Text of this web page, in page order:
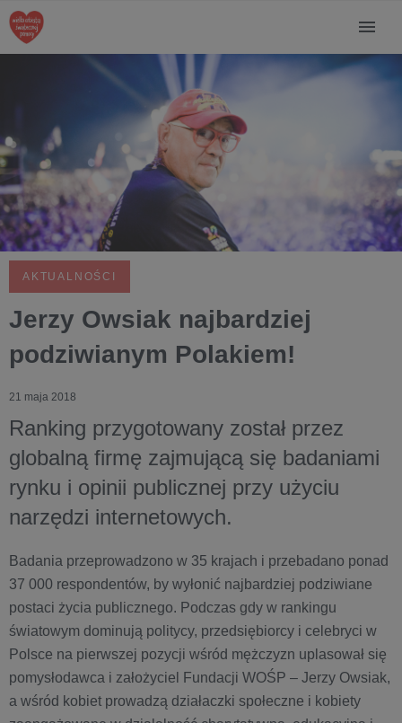
AKTUALNOŚCI
Jerzy Owsiak najbardziej
podziwianym Polakiem!
21 maja 2018
Ranking przygotowany został przez
globalną firmę zajmującą się badaniami
rynku i opinii publicznej przy użyciu
narzędzi internetowych.
Badania przeprowadzono w 35 krajach i przebadano ponad
37 000 respondentów, by wyłonić najbardziej podziwiane
postaci życia publicznego. Podczas gdy w rankingu
światowym dominują politycy, przedsiębiorcy i celebryci w
Polsce na pierwszej pozycji wśród mężczyzn uplasował się
pomysłodawca i założyciel Fundacji WOŚP – Jerzy Owsiak,
a wśród kobiet prowadzą działaczki społeczne i kobiety